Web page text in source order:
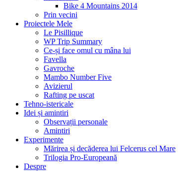
Bike 4 Mountains 2014
Prin vecini
Proiectele Mele
Le Pisillique
WP Trip Summary
Ce-și face omul cu mâna lui
Favella
Gavroche
Mambo Number Five
Avizierul
Rafting pe uscat
Tehno-istericale
Idei și amintiri
Observații personale
Amintiri
Experimente
Mărirea și decăderea lui Felcerus cel Mare
Trilogia Pro-Europeană
Despre